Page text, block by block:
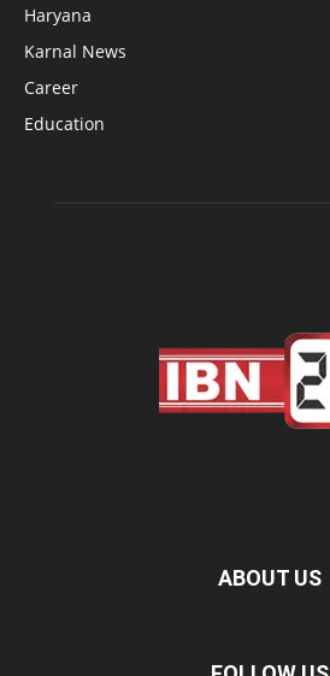
Haryana
Karnal News
Career
Education
ABOUT US